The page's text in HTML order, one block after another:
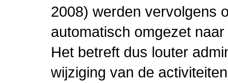
2008) werden vervolgens
automatisch omgezet
Het betreft dus louter
wijziging van de